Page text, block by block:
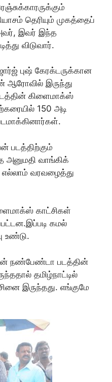
தெரியும் முகத்தைப்
இவர் இந்த
விடுவார்.
புஷ் கேரக்டருக்கான
இருந்து
கிளைமாக்ஸ்
150 அடி
படத்திற்கும்
அனுமதி வாங்கிக்
வரவழைத்து
காட்சிகள்
கமல்
உண்டு.
நண்பேண்டா படத்தின்
தமிழ்நாட்டில்
இருந்தது. எங்குமே